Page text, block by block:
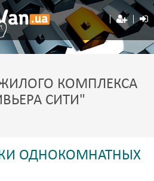
КОМПЛЕКСА
СИТИ"
ОДНОКОМНАТНЫХ